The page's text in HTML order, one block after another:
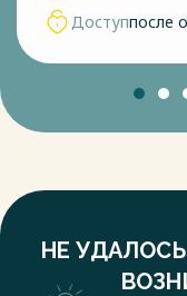
Доступпосле
НЕ